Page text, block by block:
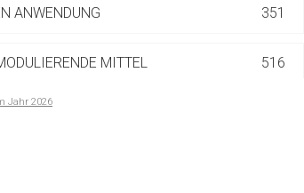
ANWENDUNG 351
MITTEL 516
Jahr 2026